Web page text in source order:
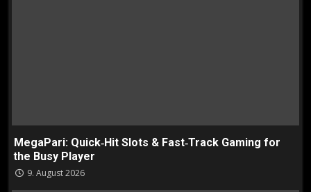
MegaPari: Quick‑Hit Slots & Fast‑Track Gaming for
the Busy Player
9. August 2026